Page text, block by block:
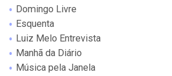
Domingo Livre
Esquenta
Luiz Melo Entrevista
Manhã da Diário
Música pela Janela